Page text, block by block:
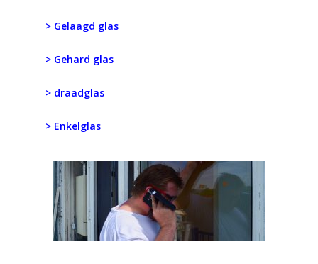
> Gelaagd glas
> Gehard glas
> draadglas
> Enkelglas